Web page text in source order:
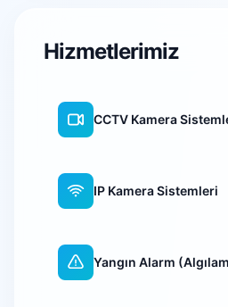
Hizmetlerimiz
CCTV Kamera
IP Kamera Sistemleri
Yangın Alarm